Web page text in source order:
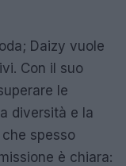
Daizy vuole
Con il suo
le
diversità e la
spesso
è chiara: